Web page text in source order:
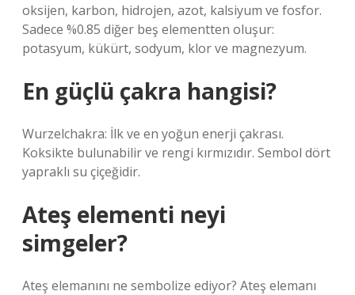
oksijen, karbon, hidrojen, azot, kalsiyum ve fosfor.
Sadece %0.85 diğer beş elementten oluşur:
potasyum, kükürt, sodyum, klor ve magnezyum.
En güçlü çakra hangisi?
Wurzelchakra: İlk ve en yoğun enerji çakrası.
Koksikte bulunabilir ve rengi kırmızıdır. Sembol dört
yapraklı su çiçeğidir.
Ateş elementi neyi
simgeler?
Ateş elemanını ne sembolize ediyor? Ateş elemanı